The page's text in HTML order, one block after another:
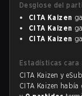
Desglose del
CITA Kaizen
CITA Kaizen
CITA Kaizen
Estadísticas cara
CITA Kaizen y
CITA Kaizen había